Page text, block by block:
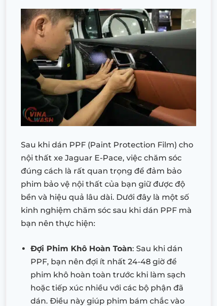
Sau khi dán PPF (Paint Protection Film) cho
nội thất xe Jaguar E-Pace, việc chăm sóc
đúng cách là rất quan trọng để đảm bảo
phim bảo vệ nội thất của bạn giữ được độ
bền và hiệu quả lâu dài. Dưới đây là một số
kinh nghiệm chăm sóc sau khi dán PPF mà
bạn nên thực hiện:
Đợi Phim Khô Hoàn Toàn: Sau khi dán
PPF, bạn nên đợi ít nhất 24-48 giờ để
phim khô hoàn toàn trước khi làm sạch
hoặc tiếp xúc nhiều với các bộ phận đã
dán. Điều này giúp phim bám chắc vào